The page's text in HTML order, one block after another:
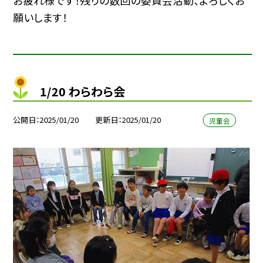
願いします！
1/20 わらわら会
公開日 2025/01/20 更新日 2025/01/20 児童会